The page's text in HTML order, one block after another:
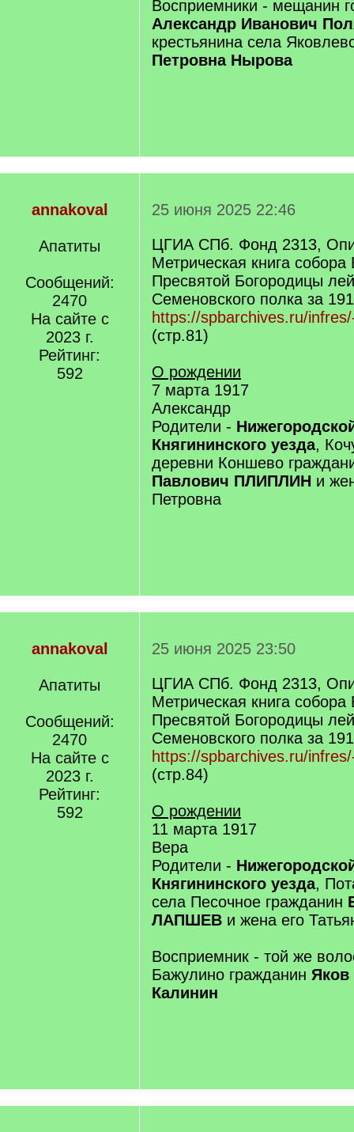
Восприемники - мещанин
Александр Иванович
крестьянина села
Петровна Нырова
annakoval
Апатиты
Сообщений:
2470
На сайте с
2023 г.
Рейтинг:
592
25 июня 2025 22:46
ЦГИА СПб. Фонд 2313,
Метрическая книга
Пресвятой Богородицы
Семеновского полка за
https://spbarchives.ru/
(стр.81)
О рождении
7 марта 1917
Александр
Родители -
Княгининского уезда,
деревни Коншево
Павлович ПЛИПЛИН и
Петровна
annakoval
Апатиты
Сообщений:
2470
На сайте с
2023 г.
Рейтинг:
592
25 июня 2025 23:50
ЦГИА СПб. Фонд 2313,
Метрическая книга
Пресвятой Богородицы
Семеновского полка за
https://spbarchives.ru/
(стр.84)
О рождении
11 марта 1917
Вера
Родители -
Княгининского уезда,
села Песочное гражданин
ЛАПШЕВ и жена его
Восприемник - той же
Бажулино гражданин Яков
Калинин